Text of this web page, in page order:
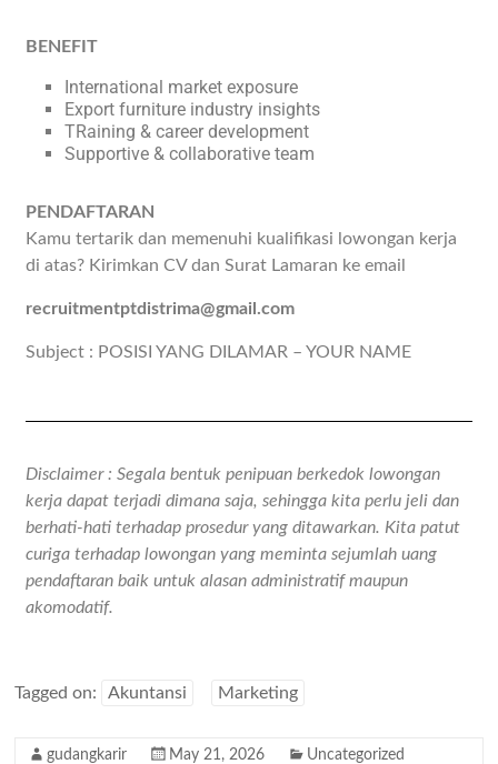
BENEFIT
International market exposure
Export furniture industry insights
TRaining & career development
Supportive & collaborative team
PENDAFTARAN
Kamu tertarik dan memenuhi kualifikasi lowongan kerja
di atas? Kirimkan CV dan Surat Lamaran ke email
recruitmentptdistrima@gmail.com
Subject : POSISI YANG DILAMAR – YOUR NAME
Disclaimer : Segala bentuk penipuan berkedok lowongan
kerja dapat terjadi dimana saja, sehingga kita perlu jeli dan
berhati-hati terhadap prosedur yang ditawarkan. Kita patut
curiga terhadap lowongan yang meminta sejumlah uang
pendaftaran baik untuk alasan administratif maupun
akomodatif.
Tagged on: Akuntansi Marketing
gudangkarir May 21, 2026 Uncategorized